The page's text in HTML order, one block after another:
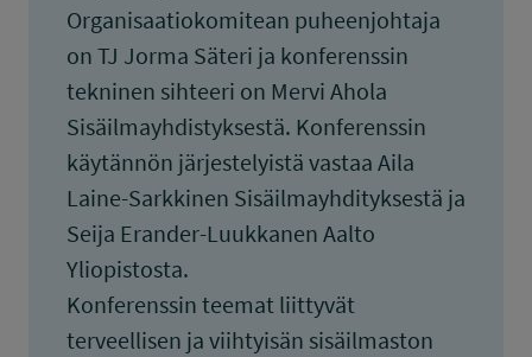
Organisaatiokomitean puheenjohtaja
on TJ Jorma Säteri ja konferenssin
tekninen sihteeri on Mervi Ahola
Sisäilmayhdistyksestä. Konferenssin
käytännön järjestelyistä vastaa Aila
Laine-Sarkkinen Sisäilmayhdityksestä ja
Seija Erander-Luukkanen Aalto
Yliopistosta.
Konferenssin teemat liittyvät
terveellisen ja viihtyisän sisäilmaston